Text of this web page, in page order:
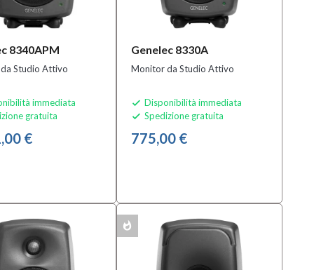
8340APM
Studio Attivo
immediata
gratuita
€
Genelec 8330A
Monitor da Studio Attivo
 Disponibilità immediata
 Spedizione gratuita
775,00 €
MULTIPACK whatshot